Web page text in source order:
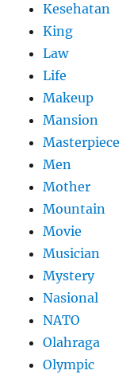
Kesehatan
King
Law
Life
Makeup
Mansion
Masterpiece
Men
Mother
Mountain
Movie
Musician
Mystery
Nasional
NATO
Olahraga
Olympic